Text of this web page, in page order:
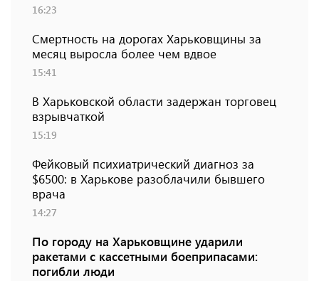
16:23
Смертность на дорогах Харьковщины за
месяц выросла более чем вдвое
15:41
В Харьковской области задержан торговец
взрывчаткой
15:19
Фейковый психиатрический диагноз за
$6500: в Харькове разоблачили бывшего
врача
14:27
По городу на Харьковщине ударили
ракетами с кассетными боеприпасами:
погибли люди